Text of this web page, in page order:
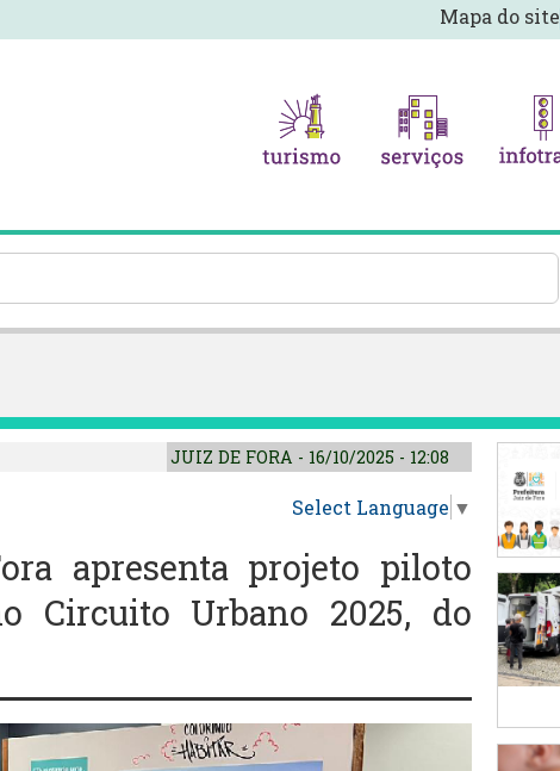
Mapa do site
JUIZ DE FORA - 16/10/2025 - 12:08
Select Language ▼
apresenta projeto piloto
Circuito Urbano 2025, do